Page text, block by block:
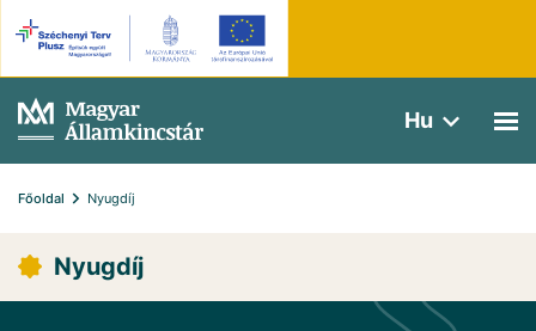
Hu
Főoldal Nyugdíj
Nyugdíj